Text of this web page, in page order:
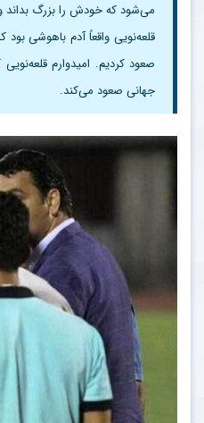
می‌شود که خودش را بزرگ بداند و
قلعه‌نویی واقعاً آدم باهوشی
صعود کردیم. امیدوارم
جهانی صعود می‌کند.